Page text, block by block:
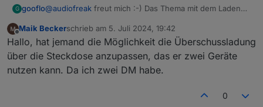
G gooflo@audiofreak freut mich :-) Das Thema mit dem Laden
Version am Laufen, welche
a) wenn genug PV Input vorhanden ist die Verteilung
des PV Input inkl. direkt angeschlossener Module am
Speicher sowie den Ladestand berücksichtigt (je mehr
PV Input und Ladestand, desto mehr AC Output im
b) wenn Strom von der Batterie benötigt wird, wird
Wenn Du willst kannst Du gerne mittesten :-) (man
muss an ein paar Stellen im Code Anpassungen
machen)
Offline
Maik Beckerschrieb am 5. Juli 2024, 19:42
zuletzt editiert von
Hallo, hat jemand die Möglichkeit die Überschussladung
über die Steckdose anzupassen, das er zwei Geräte
nutzen kann. Da ich zwei DM habe.
0